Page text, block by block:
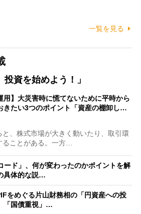
一覧を見る
資を始めよう！」
用】大災害時に慌てないために平時から
きたい3つのポイント「資産の棚卸し…
、株式市場が大きく動いたり、取引環
ことがある。一方…
ード」、何が変わったのかポイントを解
具体的な説…
をめぐる片山財務相の「円資産への投
「国債重視」…